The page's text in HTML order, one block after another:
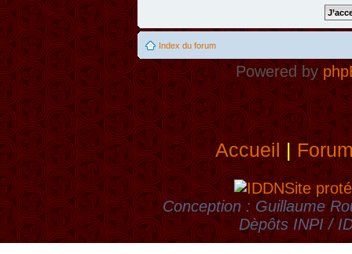
Index du forum
Powered by
Accueil|
Site
Conception : Guillaume
Dèpôts INPI /